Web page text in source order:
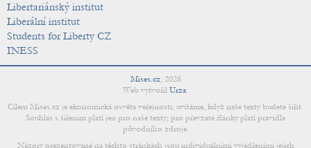
Libertariánský institut
Liberální institut
Students for Liberty CZ
INESS
Mises.cz, 2026
Web vytvořil Urza.
Cílem Mises.cz je ekonomická osvěta veřejnosti; uvítáme, když naše texty budete šířit.
Souhlas s šířením platí jen pro naše texty; pro převzaté články platí pravidla
původního zdroje.
Názory prezentované na těchto stránkách jsou individuálními vyjádřeními jejich